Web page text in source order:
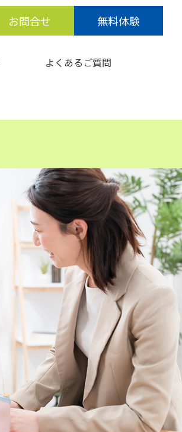
お問合せ 無料体験
よくあるご質問